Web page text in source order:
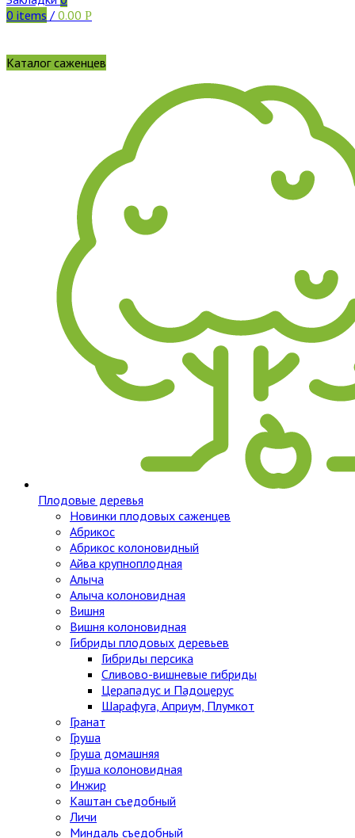
0 items / 0.00 Р
Каталог саженцев
Плодовые деревья
Новинки плодовых саженцев
Абрикос
Абрикос колоновидный
Айва крупноплодная
Алыча
Алыча колоновидная
Вишня
Вишня колоновидная
Гибриды плодовых деревьев
Гибриды персика
Сливово-вишневые гибриды
Церападус и Падоцерус
Шарафуга, Априум, Плумкот
Гранат
Груша
Груша домашняя
Груша колоновидная
Инжир
Каштан съедобный
Личи
Миндаль съедобный